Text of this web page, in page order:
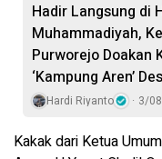
Hadir Langsung di
Muhammadiyah,
Purworejo Doakan
‘Kampung Aren’
Hardi Riyanto 3/
Kakak dari Ketua